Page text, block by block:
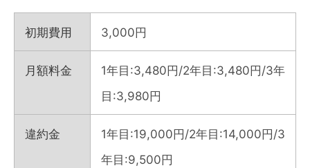
初期費用 3,000円
月額料金
1年目:3,480円/2年目:3,480円/3年
目:3,980円
違約金
1年目:19,000円/2年目:14,000円/3
年目:9,500円